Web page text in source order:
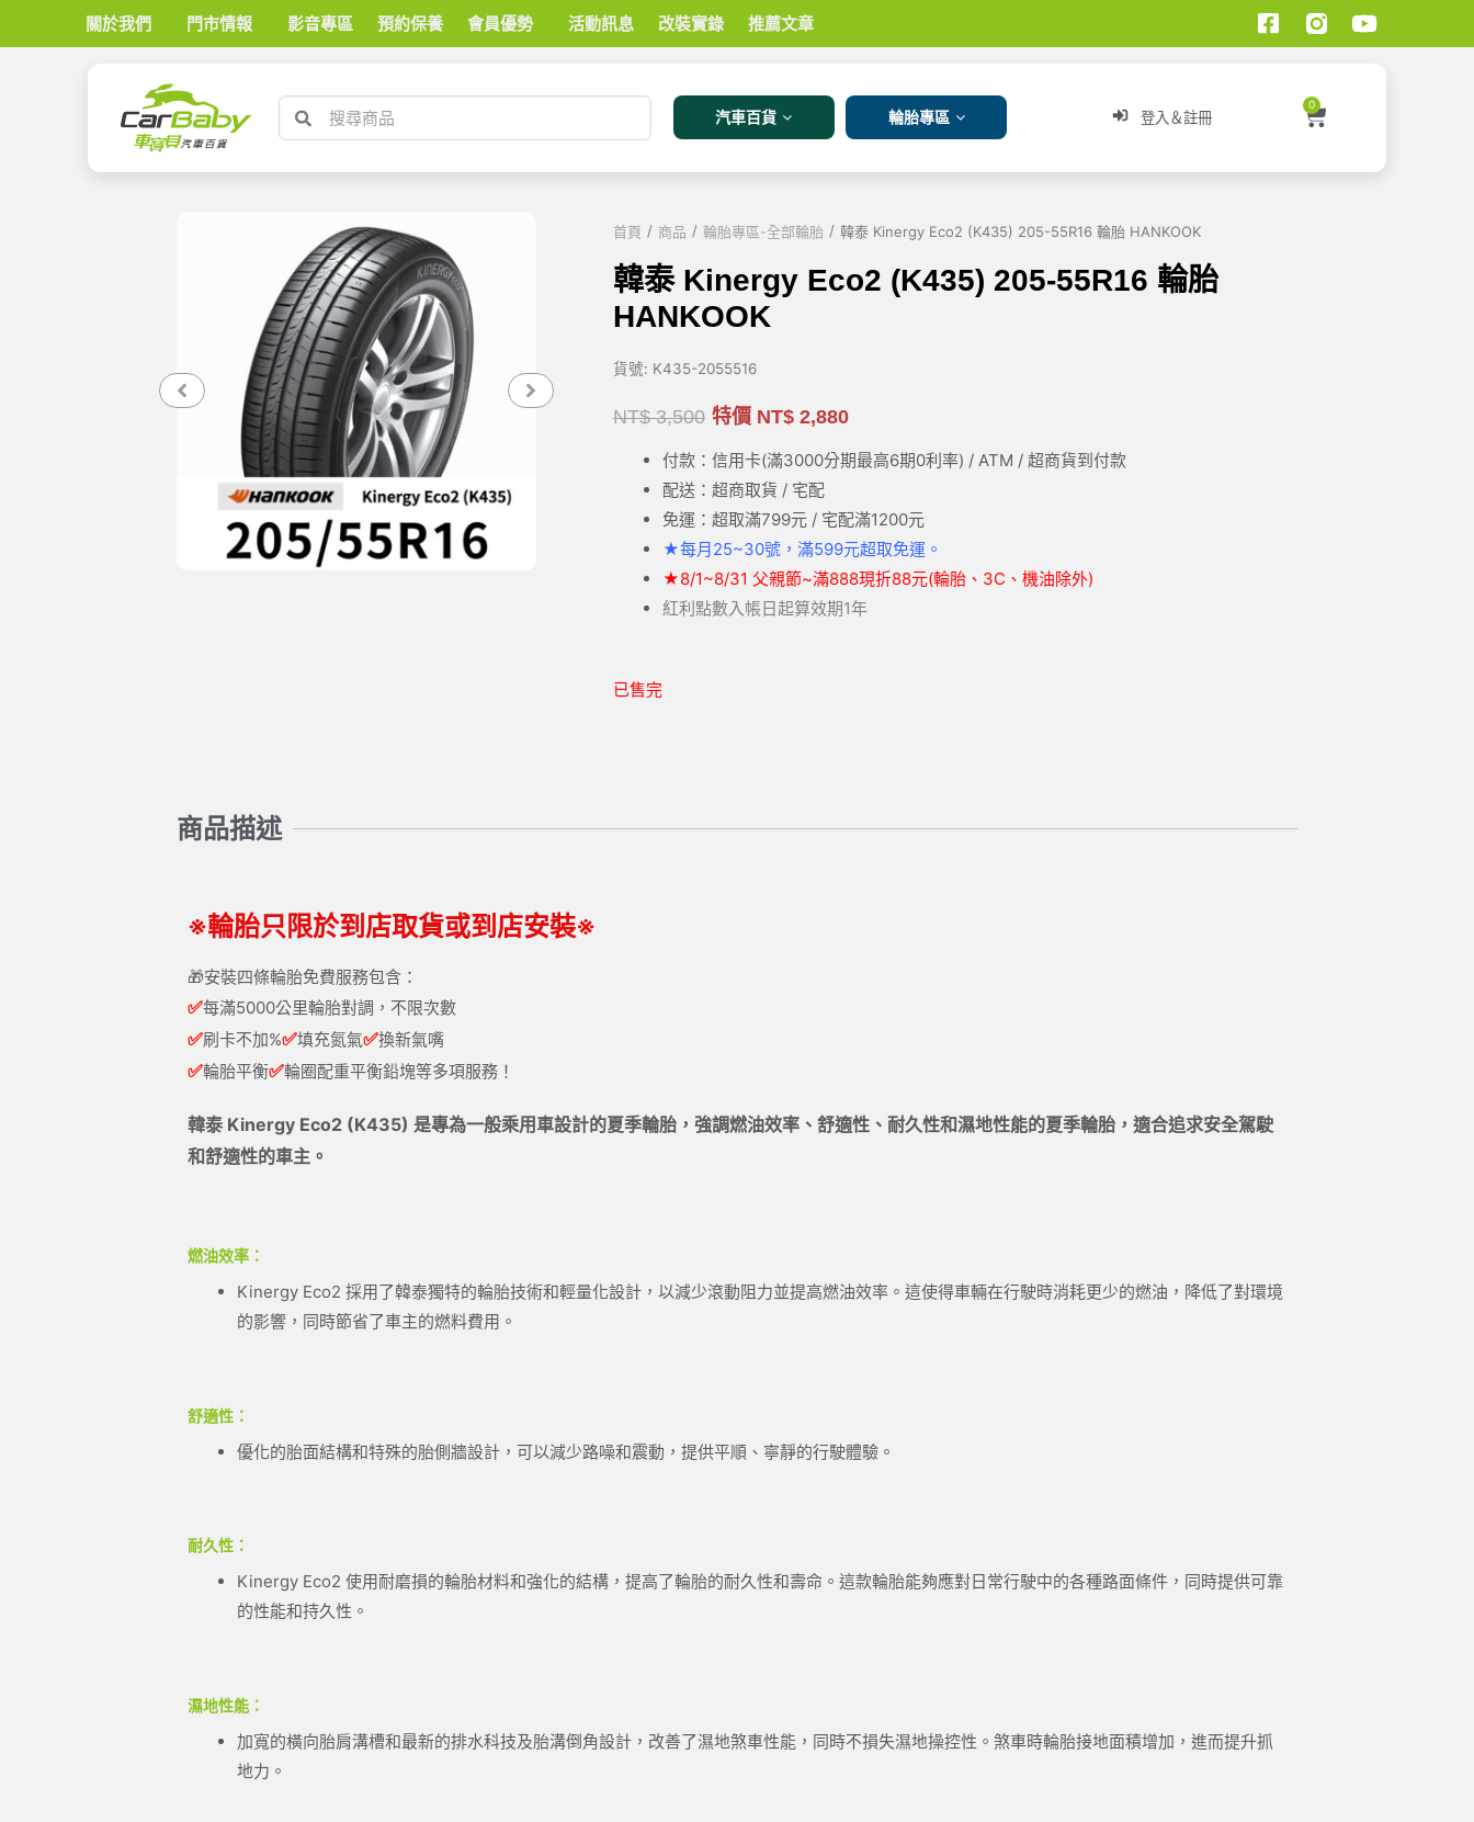
關於我們 門市情報 影音專區 預約保養 會員優勢 活動訊息 改裝實錄 推薦文章
汽車百貨 輪胎專區 登入＆註冊
0
首頁 / 商品 / 輪胎專區-全部輪胎 / 韓泰 Kinergy Eco2 (K435) 205-55R16 輪胎 HANKOOK
韓泰 Kinergy Eco2 (K435) 205-55R16 輪胎
HANKOOK
貨號: K435-2055516
NT$3,500 特價 NT$2,880
付款：信用卡(滿3000分期最高6期0利率) / ATM / 超商貨到付款
配送：超商取貨 / 宅配
免運：超取滿799元 / 宅配滿1200元
★每月25~30號，滿599元超取免運。
★8/1~8/31 父親節~滿888現折88元(輪胎、3C、機油除外)
紅利點數入帳日起算效期1年
已售完
商品描述
※輪胎只限於到店取貨或到店安裝※
🎁安裝四條輪胎免費服務包含：
✅每滿5000公里輪胎對調，不限次數
✅刷卡不加%✅填充氮氣✅換新氣嘴
✅輪胎平衡✅輪圈配重平衡鉛塊等多項服務！
韓泰 Kinergy Eco2 (K435) 是專為一般乘用車設計的夏季輪胎，強調燃油效率、舒適性、耐久性和濕地性能的夏季輪胎，適合追求安全駕駛
和舒適性的車主。
燃油效率：
Kinergy Eco2 採用了韓泰獨特的輪胎技術和輕量化設計，以減少滾動阻力並提高燃油效率。這使得車輛在行駛時消耗更少的燃油，降低了對環境
的影響，同時節省了車主的燃料費用。
舒適性：
優化的胎面結構和特殊的胎側牆設計，可以減少路噪和震動，提供平順、寧靜的行駛體驗。
耐久性：
Kinergy Eco2 使用耐磨損的輪胎材料和強化的結構，提高了輪胎的耐久性和壽命。這款輪胎能夠應對日常行駛中的各種路面條件，同時提供可靠
的性能和持久性。
濕地性能：
加寬的橫向胎肩溝槽和最新的排水科技及胎溝倒角設計，改善了濕地煞車性能，同時不損失濕地操控性。煞車時輪胎接地面積增加，進而提升抓
地力。